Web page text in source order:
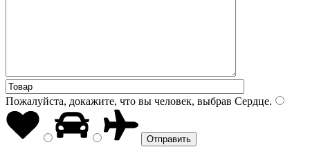
Пожалуйста, докажите, что вы человек, выбрав Сердце.